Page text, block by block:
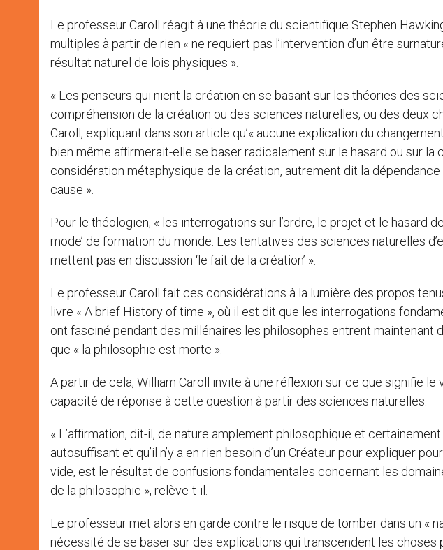
Le professeur Caroll réagit à une théorie du scientifique Stephen
multiples à partir de rien « ne requiert pas l’intervention d’un être
résultat naturel de lois physiques ».
« Les penseurs qui nient la création en se basant sur les théories des
compréhension de la création ou des sciences naturelles, ou des deux
Caroll, expliquant dans son article qu’« aucune explication du
bien même affirmerait-elle se baser radicalement sur le hasard ou sur la
considération métaphysique de la création, autrement dit la
cause ».
Pour le théologien, « les interrogations sur l’ordre, le projet et le hasard de
mode’ de formation du monde. Les tentatives des sciences naturelles
mettent pas en discussion ‘le fait de la création’ ».
Le professeur Caroll fait ces considérations à la lumière des propos
livre « A brief History of time », où il est dit que les interrogations
ont fasciné pendant des millénaires les philosophes entrent maintenant
que « la philosophie est morte ».
A partir de cela, William Caroll invite à une réflexion sur ce que signifie le
capacité de réponse à cette question à partir des sciences naturelles.
« L’affirmation, dit-il, de nature amplement philosophique et
autosuffisant et qu’il n’y a en rien besoin d’un Créateur pour expliquer
vide, est le résultat de confusions fondamentales concernant les
de la philosophie », relève-t-il.
Le professeur met alors en garde contre le risque de tomber dans un «
nécessité de se baser sur des explications qui transcendent les choses